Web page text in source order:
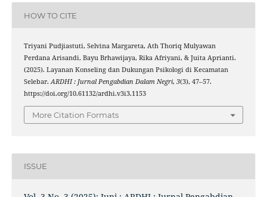
HOW TO CITE
Triyani Pudjiastuti, Selvina Margareta, Ath Thoriq Mulyawan
Perdana Arisandi, Bayu Brhawijaya, Rika Afriyani, & Juita Aprianti.
(2025). Layanan Konseling dan Dukungan Psikologi di Kecamatan
Selebar.ARDHI : Jurnal Pengabdian Dalam Negri, 3(3), 47–57.
https://doi.org/10.61132/ardhi.v3i3.1153
More Citation Formats
ISSUE